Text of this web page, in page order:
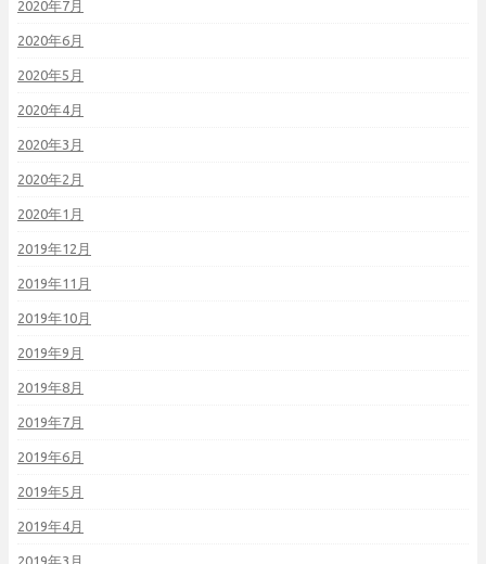
2020年7月
2020年6月
2020年5月
2020年4月
2020年3月
2020年2月
2020年1月
2019年12月
2019年11月
2019年10月
2019年9月
2019年8月
2019年7月
2019年6月
2019年5月
2019年4月
2019年3月